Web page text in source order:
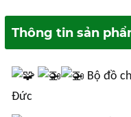
Thông tin sản
Bộ đồ
Đức